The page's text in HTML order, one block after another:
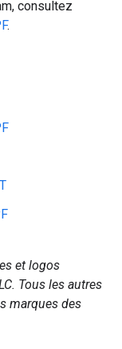
consultez
.
et logos
Tous les autres
marques des